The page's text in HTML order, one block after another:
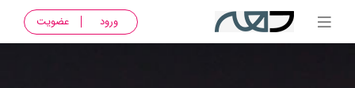
ورود عضویت